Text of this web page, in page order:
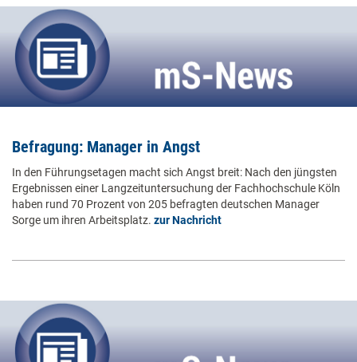
Befragung: Manager in Angst
In den Führungsetagen macht sich Angst breit: Nach den jüngsten
Ergebnissen einer Langzeituntersuchung der Fachhochschule Köln
haben rund 70 Prozent von 205 befragten deutschen Manager
Sorge um ihren Arbeitsplatz. zur Nachricht